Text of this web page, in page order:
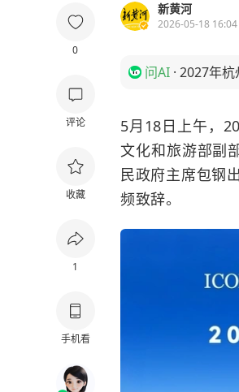
0
评论
收藏
1
手机看
新黄河
2026-05-18 16:04
问AI · 2027年杭
5月18日上午，
文化和旅游部副
民政府主席包钢
频致辞。